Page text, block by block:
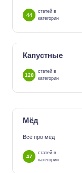
44
статей в
категории
Капустные
128
статей в
категории
Мёд
Всё про мёд
47
статей в
категории